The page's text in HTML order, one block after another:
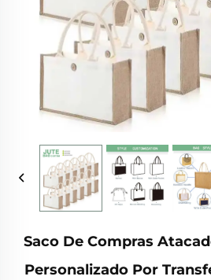
Saco De Compras
Personalizado Por